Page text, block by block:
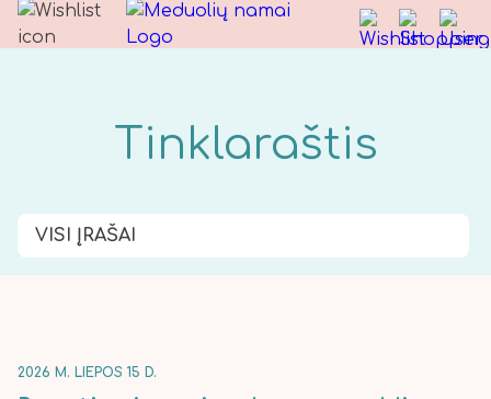
Tinklaraštis
VISI ĮRAŠAI
2026 M. LIEPOS 15 D.